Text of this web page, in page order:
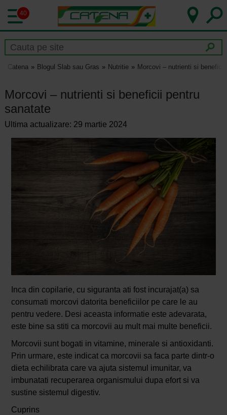
40
Catena Blogul Slab sau Gras Nutritie Morcovi – nutrienti si
Morcovi – nutrienti si beneficii pentru
sanatate
Ultima actualizare: 29 martie 2024
Inca din copilarie, cu siguranta ati fost incurajat(a) sa
consumati morcovi datorita beneficiilor pe care le au
pentru vedere. Desi aceasta informatie este adevarata,
este bine sa stiti ca morcovii au mult mai multe beneficii.
Morcovii sunt bogati in vitamine, minerale si antioxidanti.
Prin urmare, este indicat ca morcovii sa faca parte dintr-o
dieta echilibrata care va ajuta sistemul imunitar, va
imbunatati recuperarea organismului dupa efort si va
sustine sistemul digestiv.
Cuprins